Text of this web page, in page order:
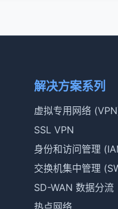
解决方案系列
虚拟专用网络
SSL VPN
身份和访问管理
交换机集中管理
SD-WAN 数据分流
热点网络